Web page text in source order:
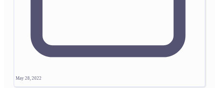
May 28, 2022